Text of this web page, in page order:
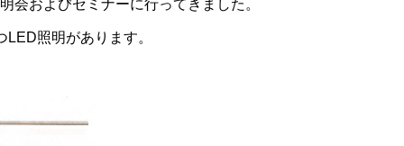
会およびセミナーに行ってきました。
照明があります。